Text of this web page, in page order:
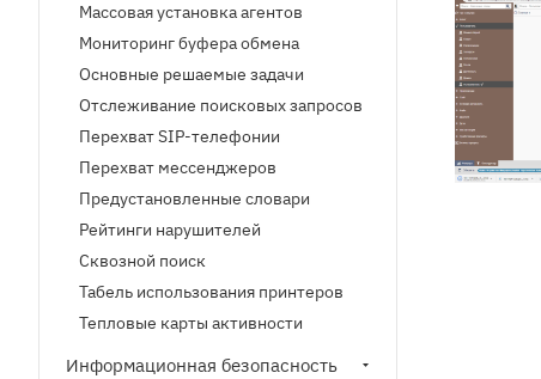
Массовая установка агентов
Мониторинг буфера обмена
Основные решаемые задачи
Отслеживание поисковых запросов
Перехват SIP-телефонии
Перехват мессенджеров
Предустановленные словари
Рейтинги нарушителей
Сквозной поиск
Табель использования принтеров
Тепловые карты активности
Информационная безопасность